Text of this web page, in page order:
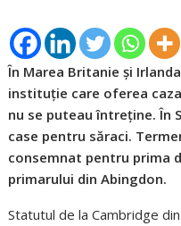
În Marea Britanie și
instituție care oferea
nu se puteau întreține. În
case pentru săraci.
consemnat pentru prima
primarului din Abingdon.
Statutul de la Cambridge